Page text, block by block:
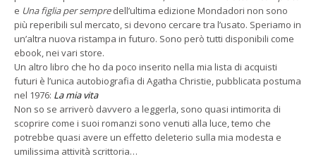
e Una figlia per sempredell’ultima edizione Mondadori non sono
più reperibili sul mercato, si devono cercare tra l’usato. Speriamo in
un’altra nuova ristampa in futuro. Sono però tutti disponibili come
ebook, nei vari store.
Un altro libro che ho da poco inserito nella mia lista di acquisti
futuri è l’unica autobiografia di Agatha Christie, pubblicata postuma
nel 1976: La mia vita
Non so se arriverò davvero a leggerla, sono quasi intimorita di
scoprire come i suoi romanzi sono venuti alla luce, temo che
potrebbe quasi avere un effetto deleterio sulla mia modesta e
umilissima attività scrittoria…